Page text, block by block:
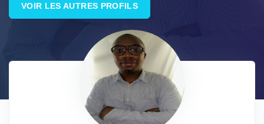
VOIR LES AUTRES PROFILS